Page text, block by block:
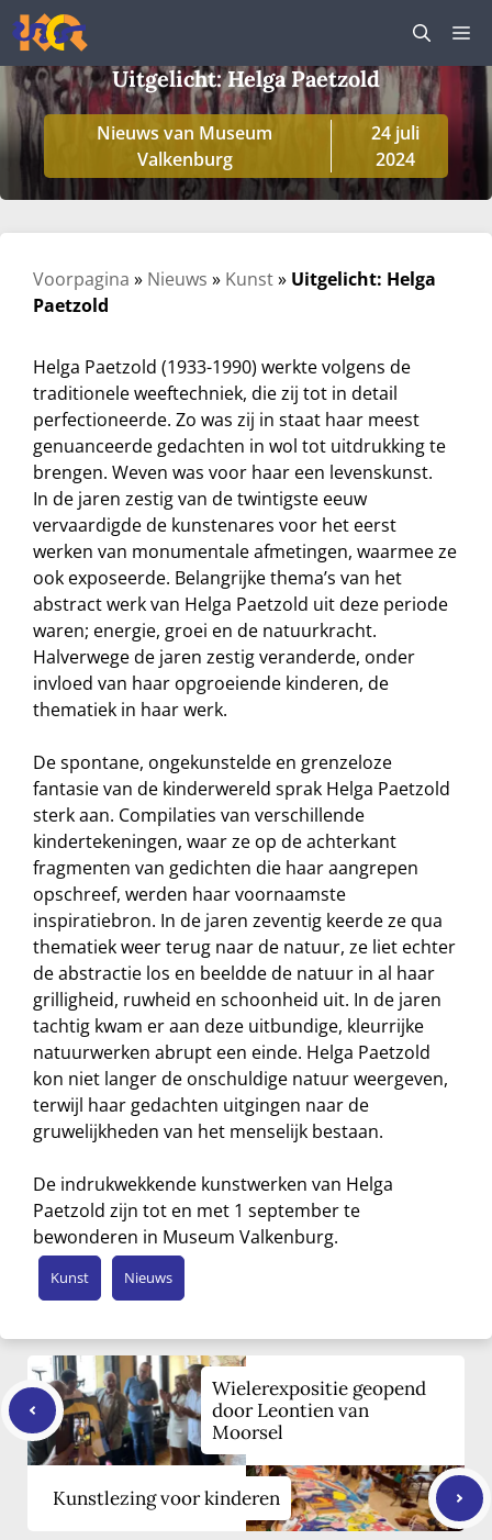
Ga
naar
de
inhoud
Uitgelicht: Helga Paetzold
Nieuws van Museum
Valkenburg
24 juli
2024
Voorpagina » Nieuws » Kunst» Uitgelicht: Helga
Paetzold
Helga Paetzold (1933-1990) werkte volgens de
traditionele weeftechniek, die zij tot in detail
perfectioneerde. Zo was zij in staat haar meest
genuanceerde gedachten in wol tot uitdrukking te
brengen. Weven was voor haar een levenskunst.
In de jaren zestig van de twintigste eeuw
vervaardigde de kunstenares voor het eerst
werken van monumentale afmetingen, waarmee ze
ook exposeerde. Belangrijke thema’s van het
abstract werk van Helga Paetzold uit deze periode
waren; energie, groei en de natuurkracht.
Halverwege de jaren zestig veranderde, onder
invloed van haar opgroeiende kinderen, de
thematiek in haar werk.
De spontane, ongekunstelde en grenzeloze
fantasie van de kinderwereld sprak Helga Paetzold
sterk aan. Compilaties van verschillende
kindertekeningen, waar ze op de achterkant
fragmenten van gedichten die haar aangrepen
opschreef, werden haar voornaamste
inspiratiebron. In de jaren zeventig keerde ze qua
thematiek weer terug naar de natuur, ze liet echter
de abstractie los en beeldde de natuur in al haar
grilligheid, ruwheid en schoonheid uit. In de jaren
tachtig kwam er aan deze uitbundige, kleurrijke
natuurwerken abrupt een einde. Helga Paetzold
kon niet langer de onschuldige natuur weergeven,
terwijl haar gedachten uitgingen naar de
gruwelijkheden van het menselijk bestaan.
De indrukwekkende kunstwerken van Helga
Paetzold zijn tot en met 1 september te
bewonderen in Museum Valkenburg.
Kunst Nieuws
Wielerexpositie geopend
door Leontien van
Moorsel
Kunstlezing voor kinderen